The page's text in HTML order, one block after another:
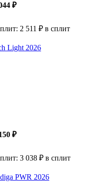
₽
2 511 ₽ в сплит
Light 2026
₽
3 038 ₽ в сплит
PWR 2026